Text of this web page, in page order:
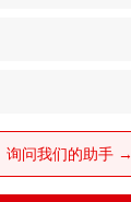
询问我们的助手 →